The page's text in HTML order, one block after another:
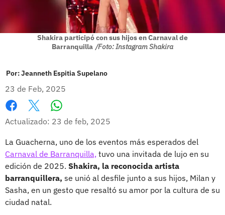
Shakira participó con sus hijos en Carnaval de
Barranquilla /Foto: Instagram Shakira
Por:Jeanneth Espitia Supelano
23 de Feb, 2025
Facebook
X
Actualizado: 23 de feb, 2025
La Guacherna, uno de los eventos más esperados del
Carnaval de Barranquilla, tuvo una invitada de lujo en su
edición de 2025. Shakira, la reconocida artista
barranquillera, se unió al desfile junto a sus hijos, Milan y
Sasha, en un gesto que resaltó su amor por la cultura de su
ciudad natal.